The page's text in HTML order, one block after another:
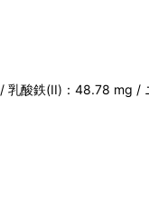
酸鉄(II)：48.78 mg